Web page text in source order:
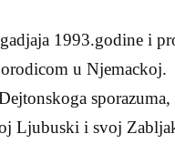
1993.godine i
u Njemackoj.
Ljubuski i svoj